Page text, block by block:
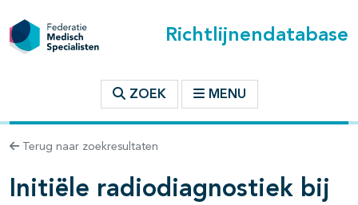
Richtlijnendatabase
ZOEK MENU
Terug naar zoekresultaten
Initiële radiodiagnostiek bij